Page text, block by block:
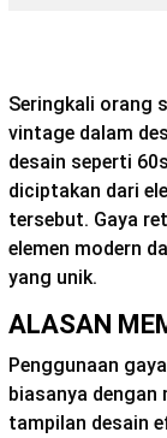
Seringkali orang
vintage dalam
desain seperti
diciptakan dari
tersebut. Gaya
elemen modern
yang unik.
ALASAN
Penggunaan
biasanya dengan
tampilan desain